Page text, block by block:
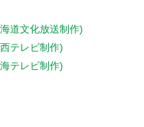
道文化放送制作)
テレビ制作)
テレビ制作)